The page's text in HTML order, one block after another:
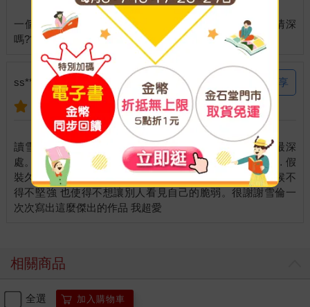
一個人真的好嗎? 前情人真的可以當朋友嗎? 手足真的情深
ss***8pp 說： 2013-12-15 分享
讀雪倫的書就好像在看透自己的內心世界 走進自己的最深
處。像在書中有一句話我很有感覺『假裝沒事 假裝堅強… 假
裝久了真的變成那樣 』然後這種假裝的表象使我們有時候不
得不堅強 也使得不想讓別人看見自己的脆弱。很謝謝雪倫一
相關商品
全選 加入購物車